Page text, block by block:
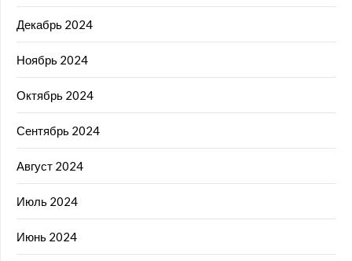
Декабрь 2024
Ноябрь 2024
Октябрь 2024
Сентябрь 2024
Август 2024
Июль 2024
Июнь 2024